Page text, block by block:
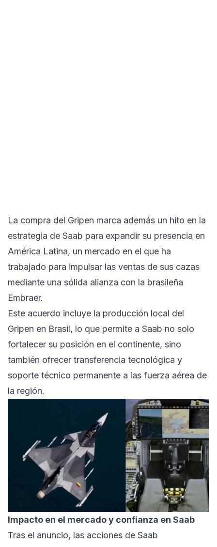
La compra del Gripen marca además un hito en la
estrategia de Saab para expandir su presencia en
América Latina, un mercado en el que ha
trabajado para impulsar las ventas de sus cazas
mediante una sólida alianza con la brasileña
Embraer.
Este acuerdo incluye la producción local del
Gripen en Brasil, lo que permite a Saab no solo
fortalecer su posición en el continente, sino
también ofrecer transferencia tecnológica y
soporte técnico permanente a las fuerza aérea de
la región.
Impacto en el mercado y confianza en Saab
Tras el anuncio, las acciones de Saab